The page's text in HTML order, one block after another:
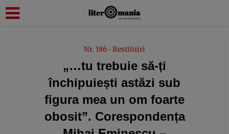
Nr. 186 • Restituiri
„…tu trebuie să-ți
închipuiești astăzi sub
figura mea un om foarte
obosit”. Corespondența
modal-check